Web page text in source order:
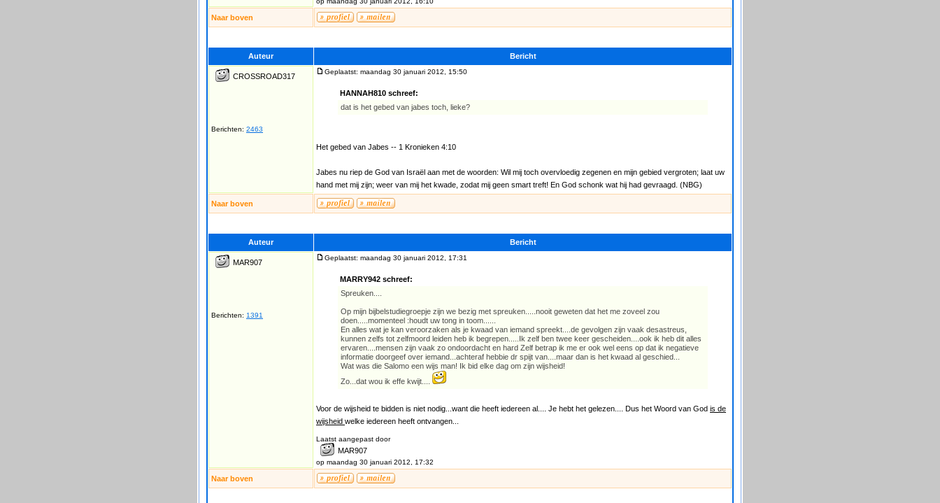
Naar boven
Auteur Bericht
CROSSROAD317
Berichten: 2463
Geplaatst: maandag 30 januari 2012, 15:50
HANNAH810 schreef:
dat is het gebed van jabes toch, lieke?
Het gebed van Jabes -- 1 Kronieken 4:10
Jabes nu riep de God van Israël aan met de woorden: Wil mij toch overvloedig zegenen en mijn gebied vergroten; laat uw
hand met mij zijn; weer van mij het kwade, zodat mij geen smart treft! En God schonk wat hij had gevraagd. (NBG)
Naar boven
Auteur Bericht
MAR907
Berichten: 1391
Geplaatst: maandag 30 januari 2012, 17:31
MARRY942 schreef:
Spreuken....
Op mijn bijbelstudiegroepje zijn we bezig met spreuken.....nooit geweten dat het me zoveel zou
doen.....momenteel :houdt uw tong in toom......
En alles wat je kan veroorzaken als je kwaad van iemand spreekt....de gevolgen zijn vaak desastreus,
kunnen zelfs tot zelfmoord leiden heb ik begrepen.....Ik zelf ben twee keer gescheiden....ook ik heb dit alles
ervaren....mensen zijn vaak zo ondoordacht en hard Zelf betrap ik me er ook wel eens op dat ik negatieve
informatie doorgeef over iemand...achteraf hebbie dr spijt van....maar dan is het kwaad al geschied...
Wat was die Salomo een wijs man! Ik bid elke dag om zijn wijsheid!
Zo...dat wou ik effe kwijt....
Voor de wijsheid te bidden is niet nodig...want die heeft iedereen al.... Je hebt het gelezen.... Dus het Woord van God is de
wijsheid welke iedereen heeft ontvangen...
Laatst aangepast door
MAR907
op maandag 30 januari 2012, 17:32
Naar boven